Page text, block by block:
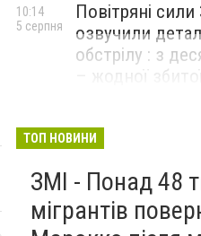
Повітряні
озвучили
обстрілу : з
– жодної збитої
10:14
5 серпня
ТОП НОВИНИ
ЗМІ - Понад 48
мігрантів